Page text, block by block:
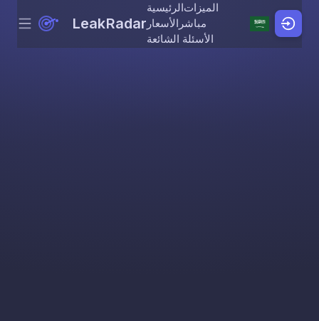
Skip to content
Menu LeakRadar
الرئيسيةالميزات
الأسعار مباشر
الأسئلة الشائعة